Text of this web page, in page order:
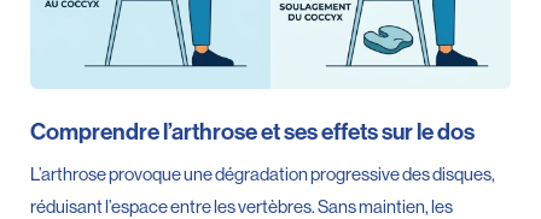
Comprendre l’arthrose et ses effets sur le dos
L’arthrose provoque une dégradation progressive des disques,
réduisant l’espace entre les vertèbres. Sans maintien, les